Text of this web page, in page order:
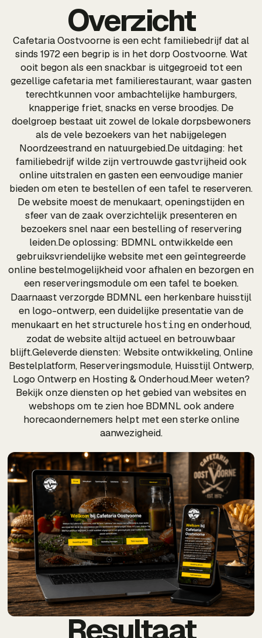
Overzicht
Cafetaria Oostvoorne is een echt familiebedrijf dat al
sinds 1972 een begrip is in het dorp Oostvoorne. Wat
ooit begon als een snackbar is uitgegroeid tot een
gezellige cafetaria met familierestaurant, waar gasten
terechtkunnen voor ambachtelijke hamburgers,
knapperige friet, snacks en verse broodjes. De
doelgroep bestaat uit zowel de lokale dorpsbewoners
als de vele bezoekers van het nabijgelegen
Noordzeestrand en natuurgebied.De uitdaging: het
familiebedrijf wilde zijn vertrouwde gastvrijheid ook
online uitstralen en gasten een eenvoudige manier
bieden om eten te bestellen of een tafel te reserveren.
De website moest de menukaart, openingstijden en
sfeer van de zaak overzichtelijk presenteren en
bezoekers snel naar een bestelling of reservering
leiden.De oplossing: BDMNL ontwikkelde een
gebruiksvriendelijkewebsite met een geïntegreerde
online bestelmogelijkheid voor afhalen en bezorgen en
een reserveringsmodule om een tafel te boeken.
Daarnaast verzorgde BDMNL een herkenbare huisstijl
en logo-ontwerp, een duidelijke presentatie van de
menukaart en het structurele hosting en onderhoud,
zodat de website altijd actueel en betrouwbaar
blijft.Geleverde diensten: Website ontwikkeling, Online
Bestelplatform, Reserveringsmodule, Huisstijl Ontwerp,
Logo Ontwerp en Hosting & Onderhoud.Meer weten?
Bekijk onze diensten op het gebied van websites en
webshops om te zien hoe BDMNL ook andere
horecaondernemers helpt met een sterke online
aanwezigheid.
Resultaat